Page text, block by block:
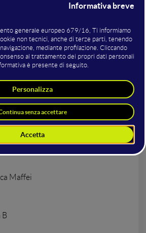
nella sala
Lombardo
Make Future
Maffei
B